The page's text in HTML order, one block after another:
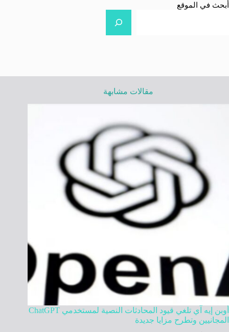
أبحث في الموقع
مقالات مشابهة
أوبن إيه آي تلغي قيود المحادثات النصية لمستخدمي ChatGPT
المجانيين وتطرح مزايا جديدة